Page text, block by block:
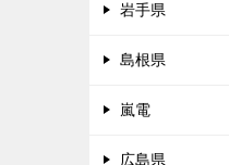
岩手県
島根県
嵐電
広島県